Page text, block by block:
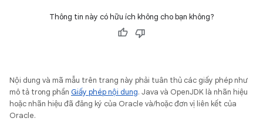
Thông tin này có hữu ích không cho bạn không?
Nội dung và mã mẫu trên trang này phải tuân thủ các giấy phép như
mô tả trong phần Giấy phép nội dung. Java và OpenJDK là nhãn hiệu
hoặc nhãn hiệu đã đăng ký của Oracle và/hoặc đơn vị liên kết của
Oracle.